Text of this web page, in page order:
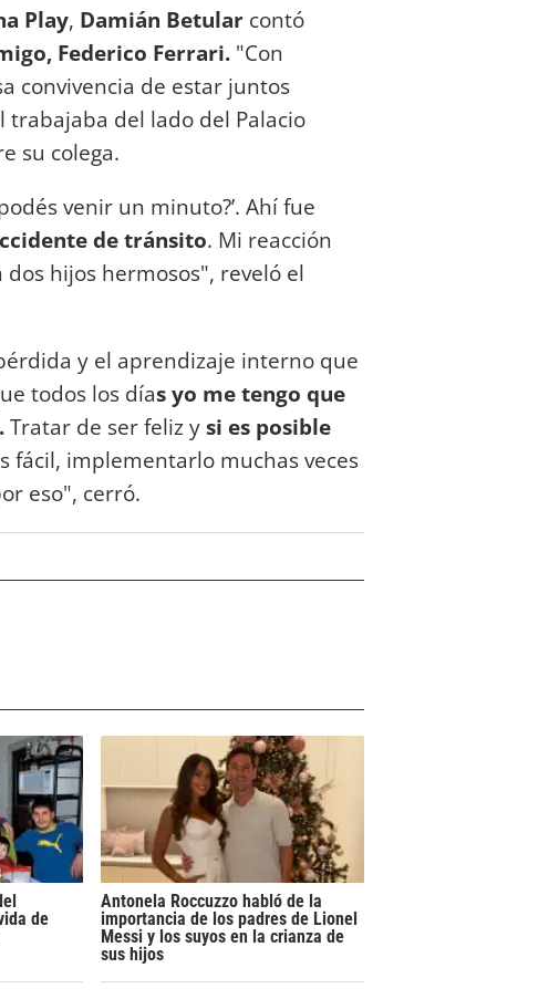
Play, Damián Betular contó
Federico Ferrari. "Con
convivencia de estar juntos
trabajaba del lado del Palacio
su colega.
venir un minuto?’. Ahí fue
de tránsito. Mi reacción
dos hijos hermosos", reveló el
y el aprendizaje interno que
todos los días yo me tengo que
Tratar de ser feliz ysi es posible
fácil, implementarlo muchas veces
eso", cerró.
de
Antonela Roccuzzo habló de la
importancia de los padres de Lionel
Messi y los suyos en la crianza de
sus hijos